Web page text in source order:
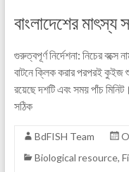
বাংলাদেশের মাৎস্য
গুরুত্বপূর্ণ নির্দেশনা: নিচের
বাটনে ক্লিক করার পরপরই কুইজ
রয়েছে দশটি এবং সময় পাঁচ
সঠিক
BdFISH Team
Biological resource,